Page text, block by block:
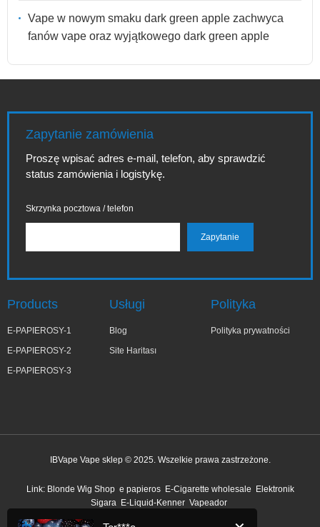
Vape w nowym smaku dark green apple zachwyca
fanów vape oraz wyjątkowego dark green apple
Zapytanie zamówienia
Proszę wpisać adres e-mail, telefon, aby sprawdzić
status zamówienia i logistykę.
Skrzynka pocztowa / telefon
Products
E-PAPIEROSY-1
E-PAPIEROSY-2
E-PAPIEROSY-3
Usługi
Blog
Site Haritası
Polityka
Polityka prywatności
IBVape Vape sklep © 2025. Wszelkie prawa zastrzeżone.
Link: Blonde Wig Shop e papieros E-Cigarette wholesale
Elektronik
Sigara E-Liquid-Kenner Vapeador
niedawno kupiony